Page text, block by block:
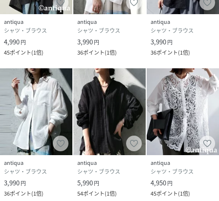
antiqua
シャツ・ブラウス
4,990円
45ポイント(1倍)
antiqua
シャツ・ブラウス
3,990円
36ポイント(1倍)
antiqua
シャツ・ブラウス
3,990円
36ポイント(1倍)
antiqua
シャツ・ブラウス
3,990円
36ポイント(1倍)
antiqua
シャツ・ブラウス
5,990円
54ポイント(1倍)
antiqua
シャツ・ブラウス
4,950円
45ポイント(1倍)